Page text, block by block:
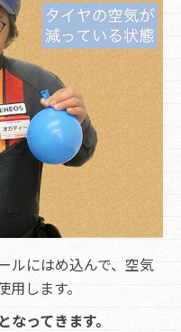
ルにはめ込んで、空気
します。
ってきます。